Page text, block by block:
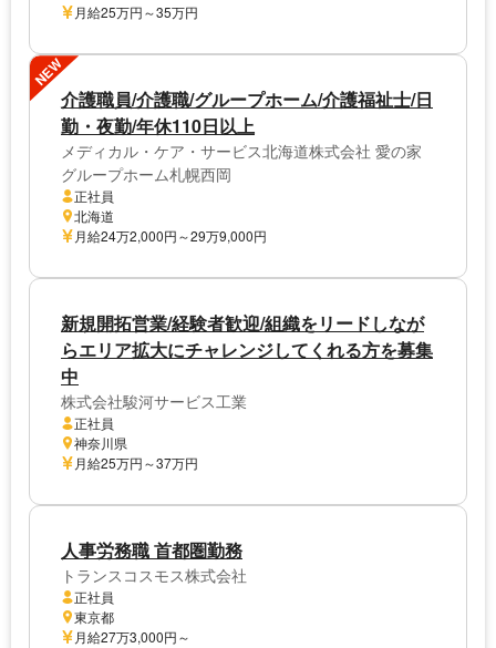
月給25万円～35万円
NEW
介護職員/介護職/グループホーム/介護福祉士/日
勤・夜勤/年休110日以上
メディカル・ケア・サービス北海道株式会社 愛の家
グループホーム札幌西岡
正社員
北海道
月給24万2,000円～29万9,000円
新規開拓営業/経験者歓迎/組織をリードしなが
らエリア拡大にチャレンジしてくれる方を募集
中
株式会社駿河サービス工業
正社員
神奈川県
月給25万円～37万円
人事労務職 首都圏勤務
トランスコスモス株式会社
正社員
東京都
月給27万3,000円～